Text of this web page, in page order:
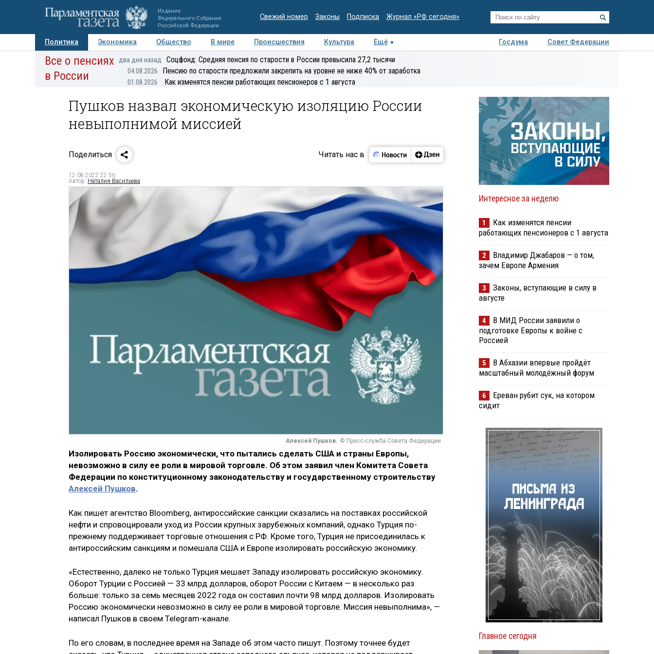
Издание
Федерального Собрания
Российской Федерации
Свежий номер Законы Подписка Журнал «РФ сегодня»
Политика Экономика Общество В мире Происшествия Культура Ещё Госдума
Совет Федерации
Авторы Персоны Мнения Регионы Медиацентр Интервью Колумнисты
Все о пенсиях
в России
два дня назад Соцфонд: Средняя пенсия по старости в России превысила 27,2 тысячи
04.08.2026 Пенсию по старости предложили закрепить на уровне не ниже 40% от заработка
01.08.2026 Как изменятся пенсии работающих пенсионеров с 1 августа
Пушков назвал экономическую изоляцию России
невыполнимой миссией
Поделиться Читать нас в
12.08.2022 22:56
Автор: Наталия Васильева
Алексей Пушков. © Пресс-служба Совета Федерации
Изолировать Россию экономически, что пытались сделать США и страны Европы,
невозможно в силу ее роли в мировой торговле. Об этом заявил член Комитета Совета
Федерации по конституционному законодательству и государственному строительству
Алексей Пушков.
Как пишет агентство Bloomberg, антироссийские санкции сказались на поставках российской
нефти и спровоцировали уход из России крупных зарубежных компаний, однако Турция по-
прежнему поддерживает торговые отношения с РФ. Кроме того, Турция не присоединилась к
антироссийским санкциям и помешала США и Европе изолировать российскую экономику.
«Естественно, далеко не только Турция мешает Западу изолировать российскую экономику.
Оборот Турции с Россией — 33 млрд долларов, оборот России с Китаем — в несколько раз
больше: только за семь месяцев 2022 года он составил почти 98 млрд долларов. Изолировать
Россию экономически невозможно в силу ее роли в мировой торговле. Миссия невыполнима», —
написал Пушков в своем Telegram-канале.
По его словам, в последнее время на Западе об этом часто пишут. Поэтому точнее будет
Интересное за неделю
1
Как изменятся пенсии
работающих пенсионеров с 1 августа
2
Владимир Джабаров — о том,
зачем Европе Армения
3
Законы, вступающие в силу в
августе
4
В МИД России заявили о
подготовке Европы к войне с
Россией
5
В Абхазии впервые пройдёт
масштабный молодёжный форум
6
Ереван рубит сук, на котором
сидит
Главное сегодня